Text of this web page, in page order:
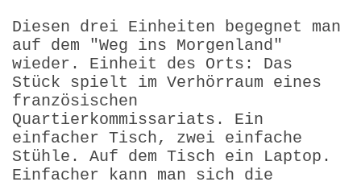
Diesen drei Einheiten begegnet man
auf dem "Weg ins Morgenland"
wieder. Einheit des Orts: Das
Stück spielt im Verhörraum eines
französischen
Quartierkommissariats. Ein
einfacher Tisch, zwei einfache
Stühle. Auf dem Tisch ein Laptop.
Einfacher kann man sich die